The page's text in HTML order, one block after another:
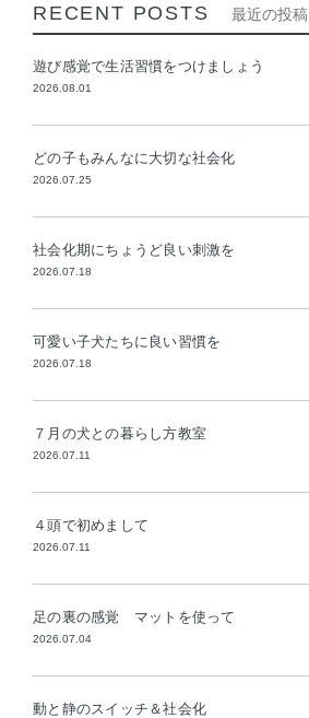
RECENT POSTS 最近の投稿
遊び感覚で生活習慣をつけましょう
2026.08.01
どの子もみんなに大切な社会化
2026.07.25
社会化期にちょうど良い刺激を
2026.07.18
可愛い子犬たちに良い習慣を
2026.07.18
７月の犬との暮らし方教室
2026.07.11
４頭で初めまして
2026.07.11
足の裏の感覚 マットを使って
2026.07.04
動と静のスイッチ＆社会化